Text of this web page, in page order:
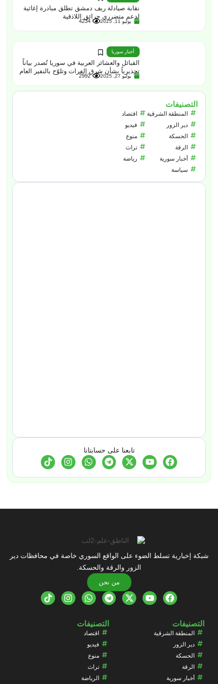
نقابة صيادلة ريف دمشق تطلق مبادرة إغاثية
لدعم متضرري حرائق اللاذقية
يوليو 11, 2025 4234
أخبار سوريا
القبائل والعشائر العربية في سوريا تُصدر بياناً
تحذيرياً بشأن شرق الفرات وتلوّح بالنفير العام
يوليو 27, 2025 2992
التصنيفات
المنطقة الشرقية
دير الزور
الحسكة
الرقة
أخبار سورية
سياسة
اقتصاد
فيديو
منوع
تراث
رياضة
تابعنا على حسابتانا
شبكة إخبارية تسلط الضوء على الواقع السوري خاصة في محافظات دير
الزور والرقة والحسكة.
من نحن
التصنيفات
المنطقة الشرقية
دير الزور
الحسكة
الرقة
أخبار سورية
التصنيفات
اقتصاد
فيديو
منوع
تراث
الرياضة